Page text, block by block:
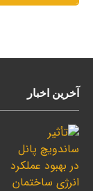
آخرین اخبار